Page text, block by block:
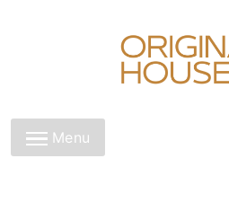
Original House
Menu